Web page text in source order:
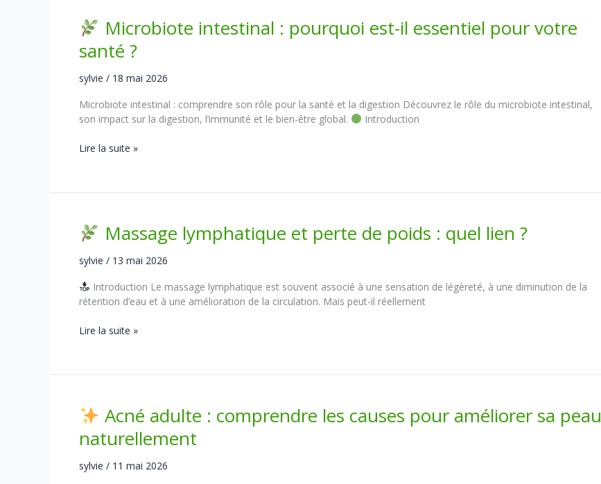
différencesMicrobiote intestinal : pourquoi est-il essentiel pour votre
santé ?
sylvie / 18 mai 2026
Microbiote intestinal : comprendre son rôle pour la santé et la digestion Découvrez le rôle du microbiote intestinal,
son impact sur la digestion, l’immunité et le bien-être global.
Introduction
:
il
pour
santé
?
Lire la suite »
Massage lymphatique et perte de poids : quel lien ?
sylvie / 13 mai 2026
Introduction Le massage lymphatique est souvent associé à une sensation de légèreté, à une diminution de la
rétention d’eau et à une amélioration de la circulation. Mais peut-il réellement
et
poids
quel
lien
Lire la suite »
Acné adulte : comprendre les causes pour améliorer sa peau
naturellement
sylvie / 11 mai 2026